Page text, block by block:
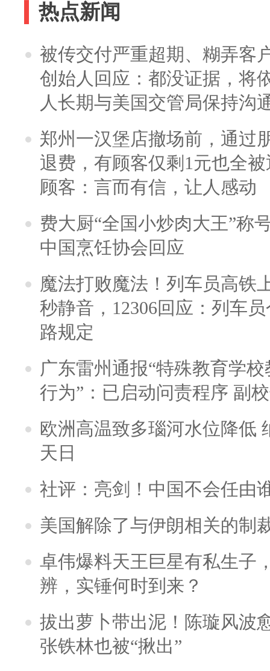
热点新闻
被传交付严重超期、糊弄客
创始人回应：都没证据，将
人长期与美国交管局保持沟
郑州一汉堡店撤场前，通过
退费，有顾客仅剩1元也全
顾客：言而有信，让人感动
费大厨“全国小炒肉大王”称
中国烹饪协会回应
魔法打败魔法！列车员高铁
秒静音，12306回应：列车
路规定
广东雷州通报“特殊教育学
行为”：已启动问责程序 副
欧洲高温致多瑙河水位降低
天日
社评：亮剑！中国不会任由
美国解除了与伊朗相关的制
卓伟爆料天王巨星有私生子
辨，实锤何时到来？
拔出萝卜带出泥！陈璇风波
张铁林也被“揪出”